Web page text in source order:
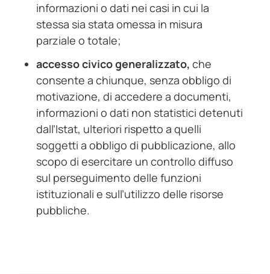
informazioni o dati nei casi in cui la
stessa sia stata omessa in misura
parziale o totale;
accesso civico generalizzato, che
consente a chiunque, senza obbligo di
motivazione, di accedere a documenti,
informazioni o dati non statistici detenuti
dall’Istat, ulteriori rispetto a quelli
soggetti a obbligo di pubblicazione, allo
scopo di esercitare un controllo diffuso
sul perseguimento delle funzioni
istituzionali e sull’utilizzo delle risorse
pubbliche.